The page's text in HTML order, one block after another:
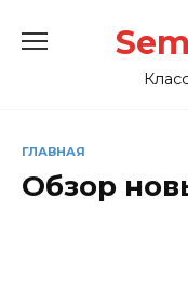
ГЛАВНАЯ
Обзор